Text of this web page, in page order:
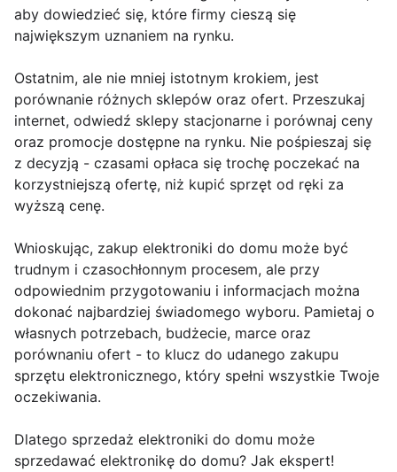
aby dowiedzieć się, które firmy cieszą się
największym uznaniem na rynku.
Ostatnim, ale nie mniej istotnym krokiem, jest
porównanie różnych sklepów oraz ofert. Przeszukaj
internet, odwiedź sklepy stacjonarne i porównaj ceny
oraz promocje dostępne na rynku. Nie pośpieszaj się
z decyzją - czasami opłaca się trochę poczekać na
korzystniejszą ofertę, niż kupić sprzęt od ręki za
wyższą cenę.
Wnioskując, zakup elektroniki do domu może być
trudnym i czasochłonnym procesem, ale przy
odpowiednim przygotowaniu i informacjach można
dokonać najbardziej świadomego wyboru. Pamietaj o
własnych potrzebach, budżecie, marce oraz
porównaniu ofert - to klucz do udanego zakupu
sprzętu elektronicznego, który spełni wszystkie Twoje
oczekiwania.
Dlatego sprzedaż elektroniki do domu może
sprzedawać elektronikę do domu? Jak ekspert!